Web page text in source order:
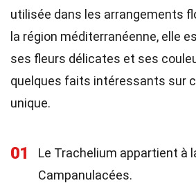
utilisée dans les arrangements
la région méditerranéenne, elle
ses fleurs délicates et ses
quelques faits intéressants sur
unique.
01
Le Trachelium appartient à
Campanulacées.